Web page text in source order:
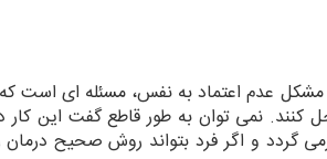
عدم اعتماد به نفس، مسئله ای است که
کنند. نمی توان به طور قاطع گفت این
گردد و اگر فرد بتواند روش صحیح درمان